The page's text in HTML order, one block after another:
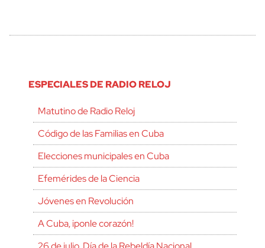
ESPECIALES DE RADIO RELOJ
Matutino de Radio Reloj
Código de las Familias en Cuba
Elecciones municipales en Cuba
Efemérides de la Ciencia
Jóvenes en Revolución
A Cuba, ¡ponle corazón!